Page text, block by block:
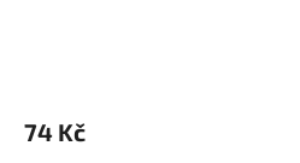
je
74 Kč